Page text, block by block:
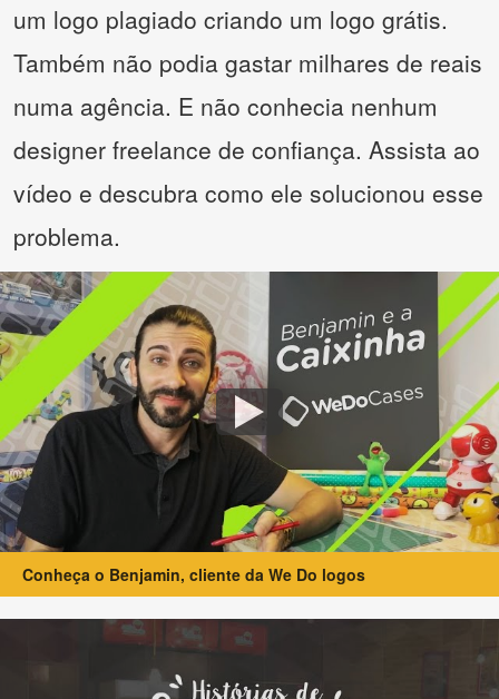
um logo plagiado criando um logo grátis.
Também não podia gastar milhares de reais
numa agência. E não conhecia nenhum
designer freelance de confiança. Assista ao
vídeo e descubra como ele solucionou esse
problema.
Conheça o Benjamin, cliente da We Do logos